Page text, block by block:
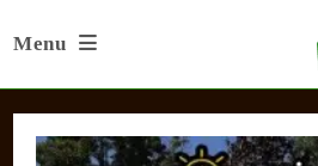
Menu